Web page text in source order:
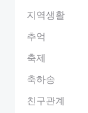
지역생활
추억
축제
축하송
친구관계